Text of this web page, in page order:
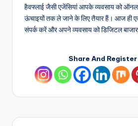
हैवफ्लाई जैसी एजेंसियां आपके व्यवसाय को
ऊंचाइयों तक ले जाने के लिए तैयार हैं। आज ही
संपर्क करें और अपने व्यवसाय को डिजिटल
Share And